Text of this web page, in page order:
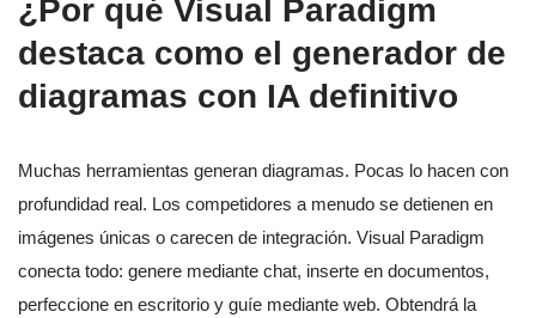
¿Por qué Visual Paradigm
destaca como el generador de
diagramas con IA definitivo
Muchas herramientas generan diagramas. Pocas lo hacen con
profundidad real. Los competidores a menudo se detienen en
imágenes únicas o carecen de integración. Visual Paradigm
conecta todo: genere mediante chat, inserte en documentos,
perfeccione en escritorio y guíe mediante web. Obtendrá la